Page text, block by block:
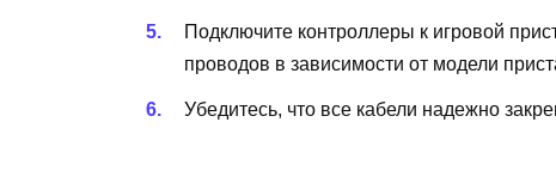
Подключите контроллеры к игровой
проводов в зависимости от модели
Убедитесь, что все кабели надежно